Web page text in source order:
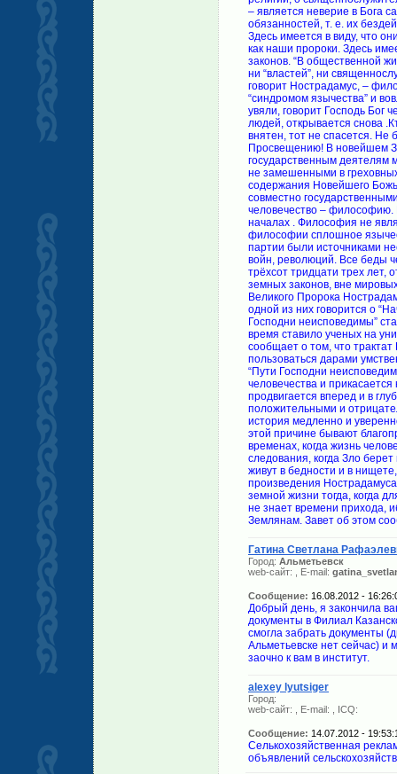
Гатина Светлана
Город: Альметьевск
web-сайт:
, E-mail:
Сообщение: 16.08.2012 -
Добрый день, я закончила
документы в Филиал
смогла забрать документы
Альметьевске нет сейчас) и
заочно к вам в институт.
alexey lyutsiger
Город:
web-сайт:
, E-mail: , ICQ:
Сообщение: 14.07.2012 -
Селькохозяйственная
объявлений